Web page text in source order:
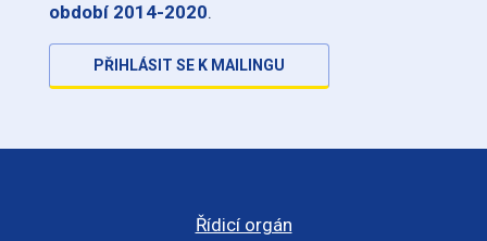
období 2014-2020.
PŘIHLÁSIT SE K MAILINGU
Řídicí orgán